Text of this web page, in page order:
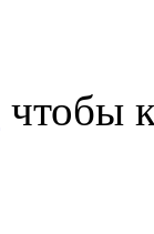
чтобы